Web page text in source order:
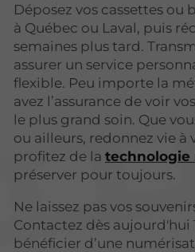
Déposez vos cassettes ou
à Québec ou Laval, puis
semaines plus tard.
assurer un service
flexible. Peu importe la
avez l’assurance de voir
le plus grand soin. Que
ou ailleurs, redonnez vie à
profitez de la technologie
préserver pour toujours.
Ne laissez pas vos
Contactez dès aujourd'hui
bénéficier d’une